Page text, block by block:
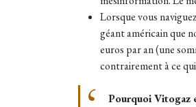
Lorsque vous
géant américain que
euros par an (une
contrairement à ce
Pourquoi Vitogaz